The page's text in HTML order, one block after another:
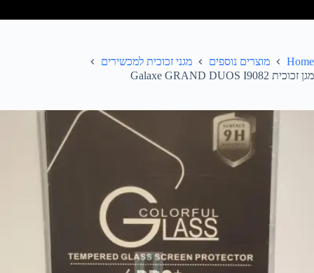
Home מוצרים נוספים
מגני זכוכית למכשירים
מגן זכוכית Galaxe GRAND DUOS I9082